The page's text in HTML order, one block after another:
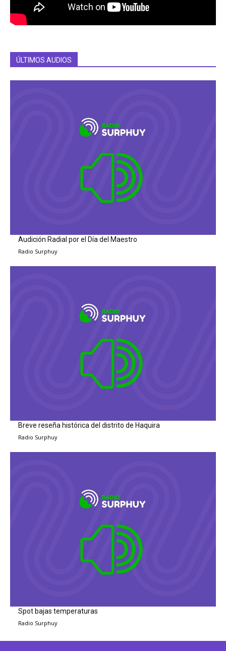
ÚLTIMOS AUDIOS
Audición Radial por el Día del Maestro
Radio Surphuy
Breve reseña histórica del distrito de Haquira
Radio Surphuy
Spot bajas temperaturas
Radio Surphuy